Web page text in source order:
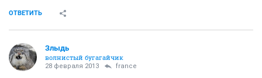
ОТВЕТИТЬ
Злыдь
волнистый бугагайчик
28 февраля 2013 france